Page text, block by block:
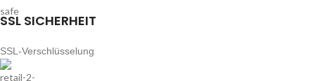
SSL SICHERHEIT
SSL-Verschlüsselung